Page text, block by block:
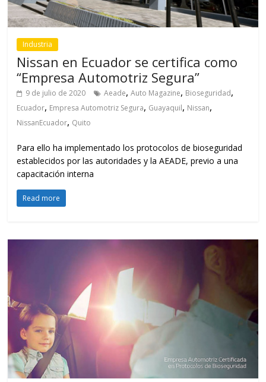
Industria
Nissan en Ecuador se certifica como
“Empresa Automotriz Segura”
9 de julio de 2020 Aeade,Auto Magazine, Bioseguridad,
Ecuador, Empresa Automotriz Segura, Guayaquil, Nissan,
NissanEcuador, Quito
Para ello ha implementado los protocolos de bioseguridad
establecidos por las autoridades y la AEADE, previo a una
capacitación interna
Read more